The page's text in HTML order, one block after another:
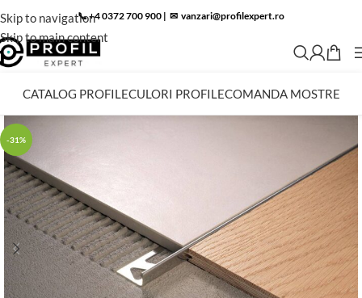
Skip to navigation
Skip to main content
📞 +4 0372 700 900 | ✉︎ vanzari@profilexpert.ro
CATALOG PROFILECULORI PROFILECOMANDA MOSTRE
-31%